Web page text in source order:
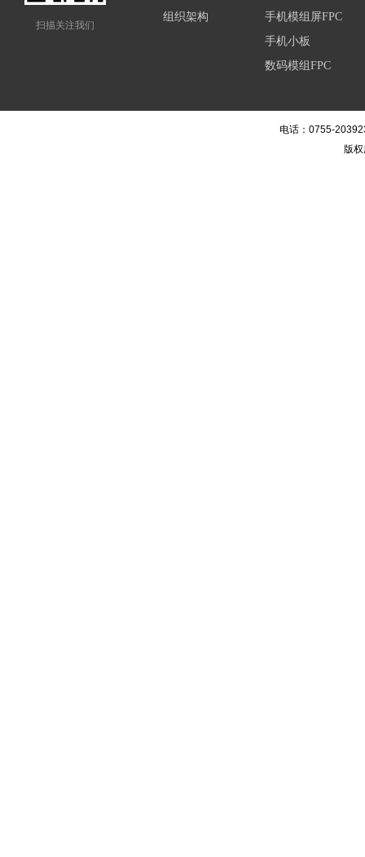
扫描关注我们
组织架构
手机模组屏FPC
手机小板
数码模组FPC
电话：0755-
版